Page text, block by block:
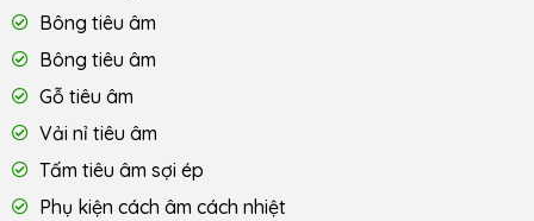
Bông tiêu âm
Bông tiêu âm
Gỗ tiêu âm
Vải nỉ tiêu âm
Tấm tiêu âm sợi ép
Phụ kiện cách âm cách nhiệt